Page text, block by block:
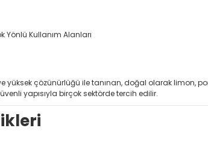
ve yüksek çözünürlüğü ile tanınan, doğal olarak
yapısıyla birçok sektörde tercih edilir.